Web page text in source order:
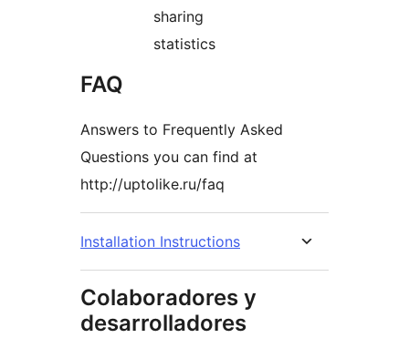
sharing
statistics
FAQ
Answers to Frequently Asked
Questions you can find at
http://uptolike.ru/faq
Installation Instructions
Colaboradores y
desarrolladores